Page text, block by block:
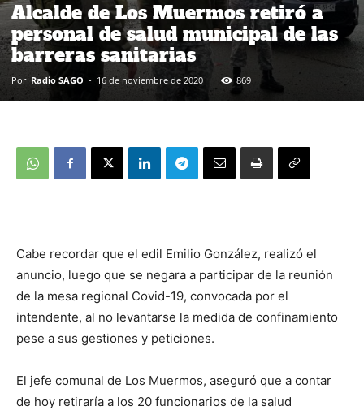
Alcalde de Los Muermos retiró a
personal de salud municipal de las
barreras sanitarias
Por Radio SAGO - 16 de noviembre de 2020 869
Cabe recordar que el edil Emilio González, realizó el
anuncio, luego que se negara a participar de la reunión
de la mesa regional Covid-19, convocada por el
intendente, al no levantarse la medida de confinamiento
pese a sus gestiones y peticiones.
El jefe comunal de Los Muermos, aseguró que a contar
de hoy retiraría a los 20 funcionarios de la salud